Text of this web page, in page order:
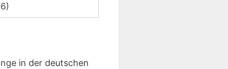
in der deutschen